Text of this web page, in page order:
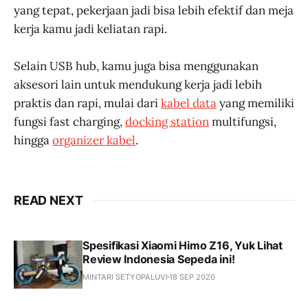
yang tepat, pekerjaan jadi bisa lebih efektif dan meja
kerja kamu jadi keliatan rapi.
Selain USB hub, kamu juga bisa menggunakan
aksesori lain untuk mendukung kerja jadi lebih
praktis dan rapi, mulai darikabel datayang memiliki
fungsi fast charging,docking stationmultifungsi,
hinggaorganizer kabel.
READ NEXT
Spesifikasi Xiaomi Himo Z16, Yuk Lihat
Review Indonesia Sepeda ini!
MINTARI SETYOPALUVI 18 SEP 2020